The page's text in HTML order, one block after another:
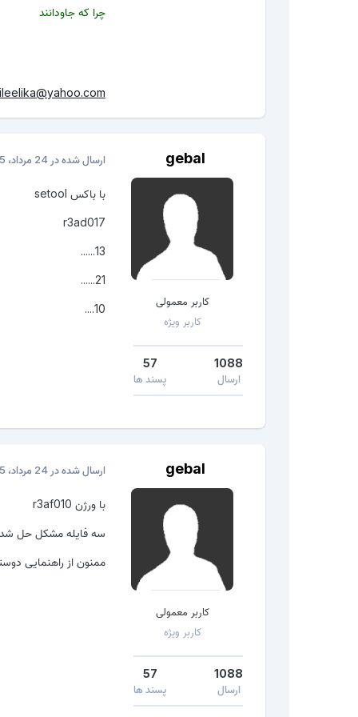
چرا که جاودانند
gebal
کاربر معمولی
کاربر ویژه
1088
ارسال
57
پسند ها
ارسال شده در 24 مرداد، 2015
با باکس setool
r3ad017
13......
21......
10....
gebal
کاربر معمولی
کاربر ویژه
1088
ارسال
57
پسند ها
ارسال شده در 24 مرداد، 2015
با ورژن r3af010
سه فایله مشکل حل
ممنون از راهنمایی